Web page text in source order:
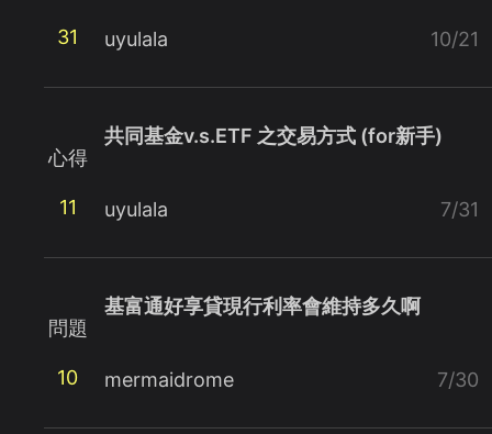
31 uyulala 10/21
心得
11
共同基金v.s.ETF 之交易方式 (for新手)
uyulala 7/31
問題
10
基富通好享貸現行利率會維持多久啊
mermaidrome 7/30